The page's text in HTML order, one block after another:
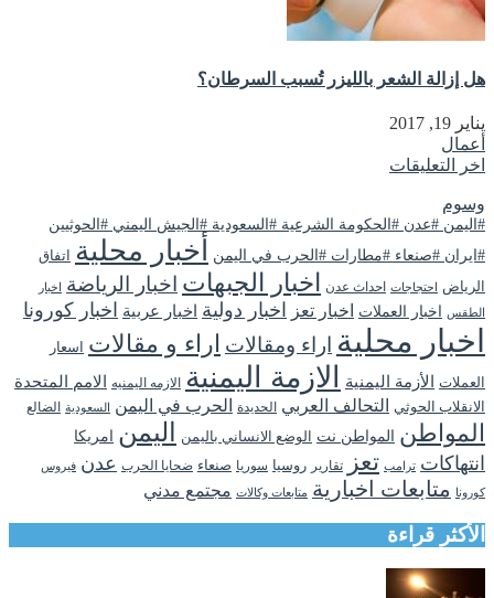
هل إزالة الشعر بالليزر تُسبب السرطان؟
يناير 19, 2017
أعمال
اخر التعليقات
وسوم
#اليمن #عدن #الحكومة الشرعية #السعودية #الجيش اليمني #الحوثيين
#ايران #صنعاء #مطارات #الحرب في اليمن
أخبار محلية
اتفاق
الرياض
احتجاجات احداث عدن اخبار الجبهات اخبار الرياضة اخبار
الطقس
اخبار العملات اخبار تعز اخبار دولية اخبار عربية اخبار كورونا
اخبار محلية اراء ومقالات اراء و مقالات اسعار
العملات الأزمة اليمنية الازمة اليمنية الازمه اليمنيه الامم المتحدة
الانقلاب الحوثي التحالف العربي الحديدة الحرب في اليمن السعودية الضالع
المواطن المواطن نت الوضع الانساني باليمن اليمن امريكا
انتهاكات ترامب تعز تقارير روسيا سوريا صنعاء ضحايا الحرب عدن فيروس
كورونا متابعات اخبارية متابعات وكالات مجتمع مدني
الأكثر قراءة